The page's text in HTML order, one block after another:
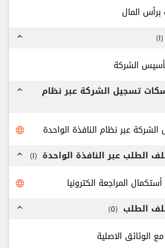
المال
(۱)
expand_less
الشركة
تسجيل الشركة عبر نظام
expand_less
عبر نظام النافذة الواحدة language
الطلب عبر النافذة الواحدة (۱)
expand_less
المراجعة الكترونيا language
الطلب (٥)
expand_less
الوئائق الاصلية